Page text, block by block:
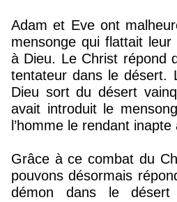
Adam et Eve ont
mensonge qui flattait
à Dieu. Le Christ répond
tentateur dans le désert.
Dieu sort du désert
avait introduit le
l’homme le rendant
Grâce à ce combat du
pouvons désormais
démon dans le